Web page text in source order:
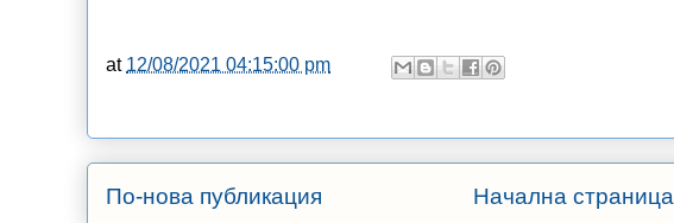
at 12/08/2021 04:15:00 pm
По-нова публикация Начална страница